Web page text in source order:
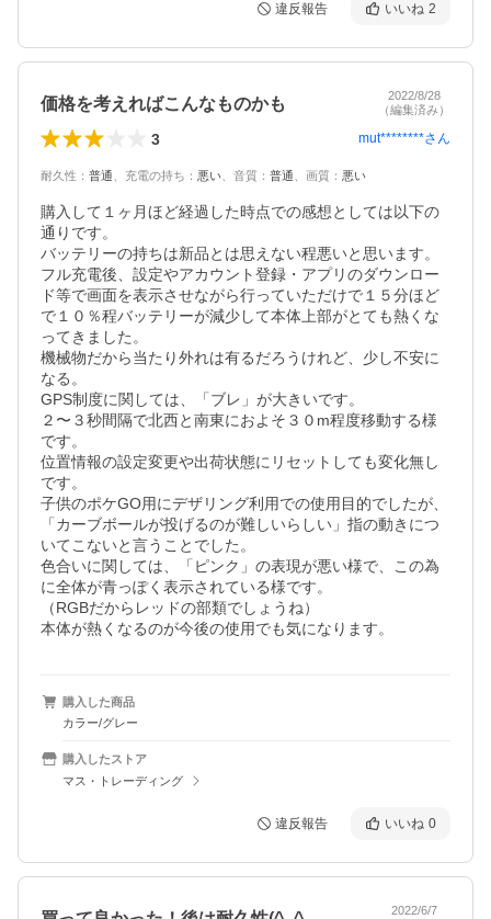
違反報告 いいね 2
価格を考えればこんなものかも
2022/8/28
（編集済み）
3 mut********さん
耐久性 ： 普通 充電の持ち ： 悪い 音質 ： 普通 画質 ： 悪い
購入して１ヶ月ほど経過した時点での感想としては以下の
通りです。
バッテリーの持ちは新品とは思えない程悪いと思います。
フル充電後、設定やアカウント登録・アプリのダウンロー
ド等で画面を表示させながら行っていただけで１５分ほど
で１０％程バッテリーが減少して本体上部がとても熱くな
ってきました。
機械物だから当たり外れは有るだろうけれど、少し不安に
なる。
GPS制度に関しては、「ブレ」が大きいです。
２〜３秒間隔で北西と南東におよそ３０m程度移動する様
です。
位置情報の設定変更や出荷状態にリセットしても変化無し
です。
子供のポケGO用にデザリング利用での使用目的でしたが、
「カーブボールが投げるのが難しいらしい」指の動きにつ
いてこないと言うことでした。
色合いに関しては、「ピンク」の表現が悪い様で、この為
に全体が青っぽく表示されている様です。
（RGBだからレッドの部類でしょうね）
本体が熱くなるのが今後の使用でも気になります。
購入した商品
カラー/グレー
購入したストア
マス・トレーディング
違反報告 いいね 0
2022/6/7